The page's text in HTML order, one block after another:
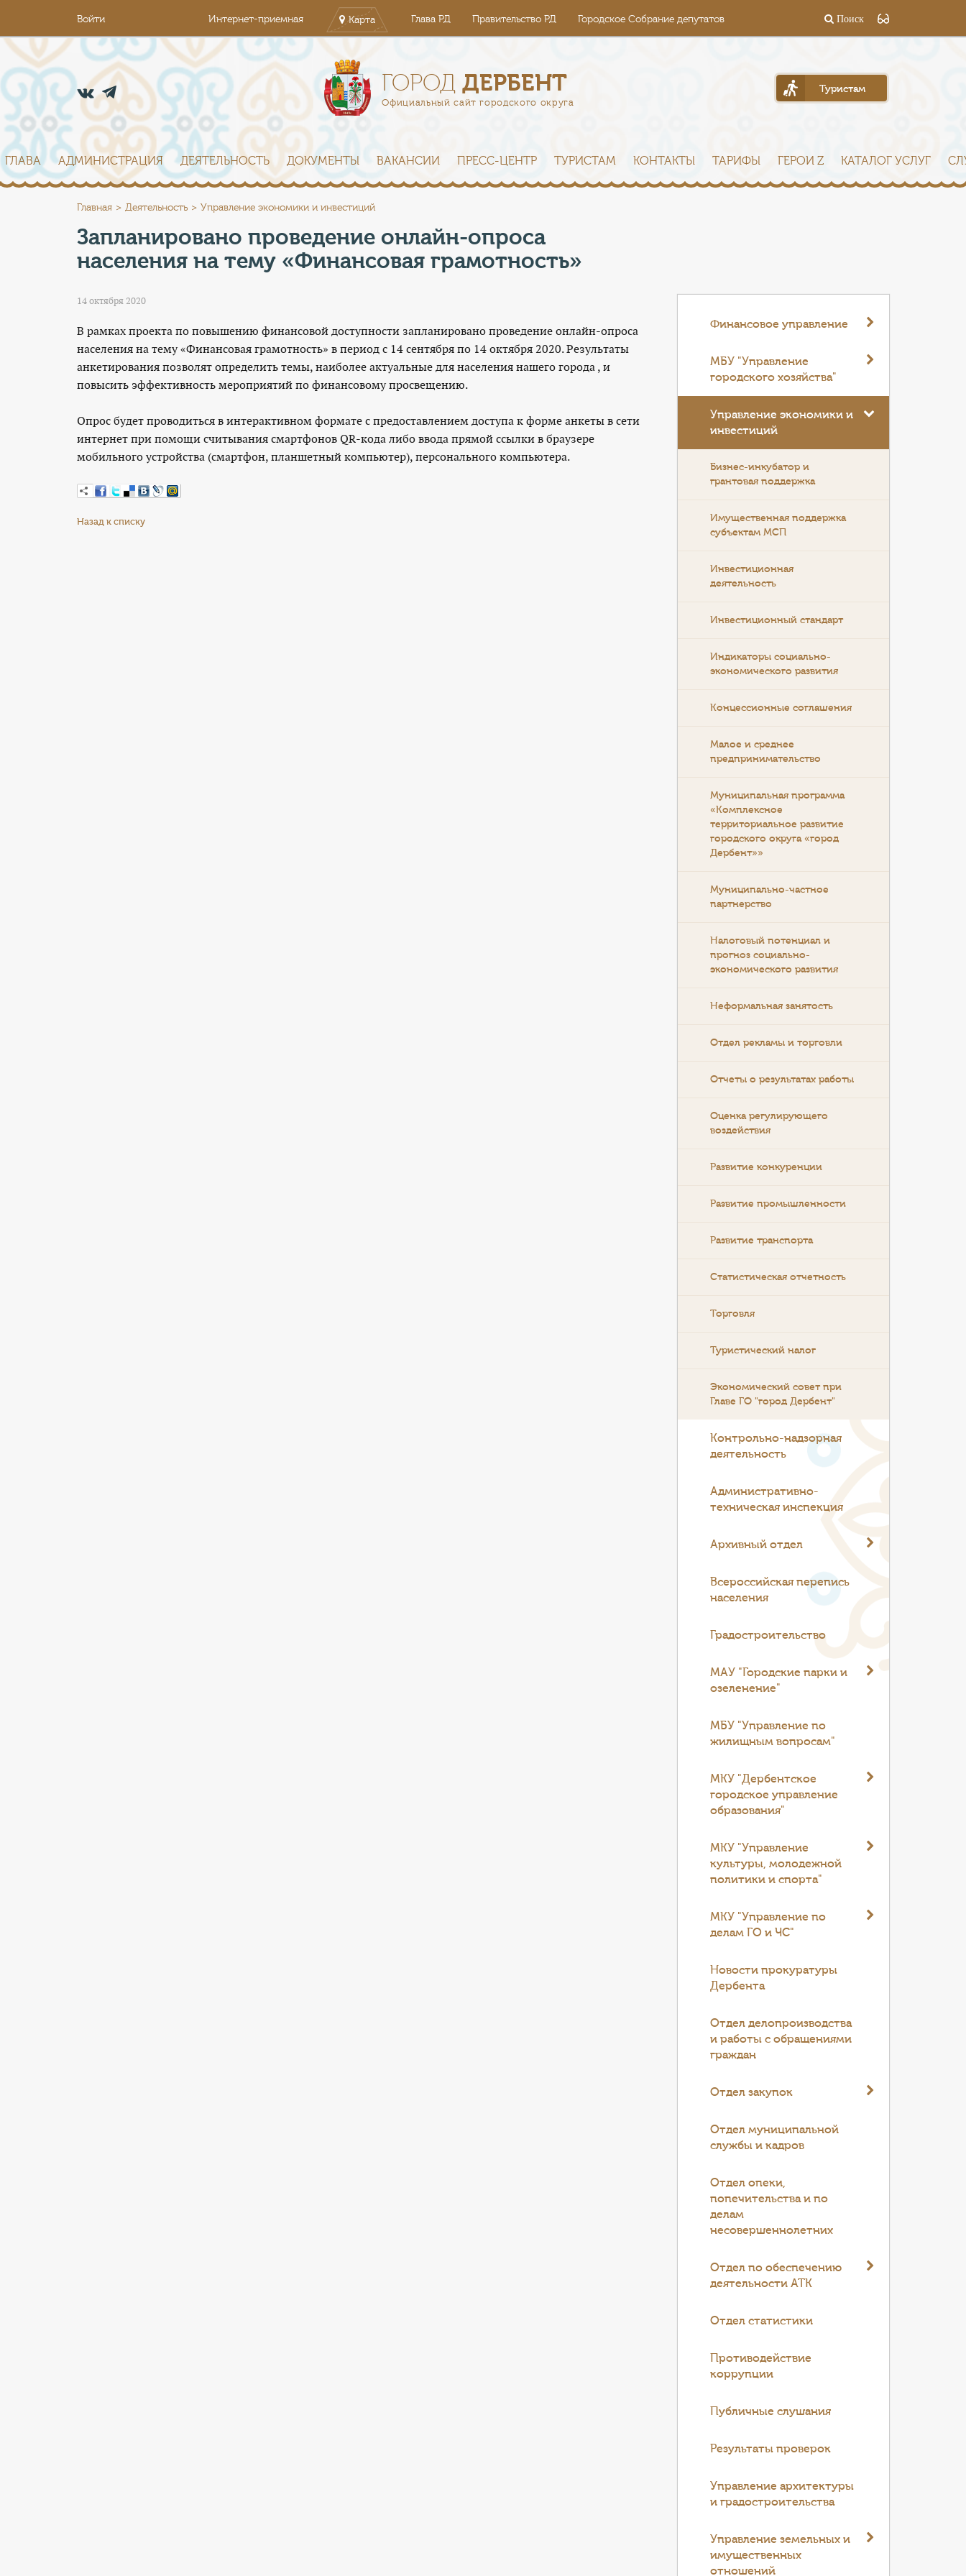
Войти Интернет-приемная Карта Глава РД Правительство РД Городское Собрание депутатов Поиск
ГОРОДДЕРБЕНТ
Официальный сайт городского округа
Туристам
ГЛАВА АДМИНИСТРАЦИЯ ДЕЯТЕЛЬНОСТЬ ДОКУМЕНТЫ ВАКАНСИИ ПРЕСС-ЦЕНТР ТУРИСТАМ КОНТАКТЫ ТАРИФЫ ГЕРОИ Z КАТАЛОГ УСЛУГ
Главная Деятельность Управление экономики и инвестиций
Запланировано проведение онлайн-опроса
населения на тему «Финансовая грамотность»
14 октября 2020
В рамках проекта по повышению финансовой доступности запланировано проведение онлайн-опроса
населения на тему «Финансовая грамотность» в период с 14 сентября по 14 октября 2020. Результаты
анкетирования позволят определить темы, наиболее актуальные для населения нашего города , и
повысить эффективность мероприятий по финансовому просвещению.
Опрос будет проводиться в интерактивном формате с предоставлением доступа к форме анкеты в сети
интернет при помощи считывания смартфонов QR-кода либо ввода прямой ссылки в браузере
мобильного устройства (смартфон, планшетный компьютер), персонального компьютера.
Назад к списку
Финансовое управление
МБУ "Управление
городского хозяйства"
Управление экономики и
инвестиций
Бизнес-инкубатор и
грантовая поддержка
Имущественная поддержка
субъектам МСП
Инвестиционная
деятельность
Инвестиционный стандарт
Индикаторы социально-
экономического развития
Концессионные соглашения
Малое и среднее
предпринимательство
Муниципальная программа
«Комплексное
территориальное развитие
городского округа «город
Дербент»»
Муниципально-частное
партнерство
Налоговый потенциал и
прогноз социально-
экономического развития
Неформальная занятость
Отдел рекламы и торговли
Отчеты о результатах работы
Оценка регулирующего
воздействия
Развитие конкуренции
Развитие промышленности
Развитие транспорта
Статистическая отчетность
Торговля
Туристический налог
Экономический совет при
Главе ГО "город Дербент"
Контрольно-надзорная
деятельность
Административно-
техническая инспекция
Архивный отдел
Всероссийская перепись
населения
Градостроительство
МАУ "Городские парки и
озеленение"
МБУ "Управление по
жилищным вопросам"
МКУ "Дербентское
городское управление
образования"
МКУ "Управление
культуры, молодежной
политики и спорта"
МКУ "Управление по
делам ГО и ЧС"
Новости прокуратуры
Дербента
Отдел делопроизводства
и работы с обращениями
граждан
Отдел закупок
Отдел муниципальной
службы и кадров
Отдел опеки,
попечительства и по
делам
несовершеннолетних
Отдел по обеспечению
деятельности АТК
Отдел статистики
Противодействие
коррупции
Публичные слушания
Результаты проверок
Управление архитектуры
и градостроительства
Управление земельных и
имущественных
отношений